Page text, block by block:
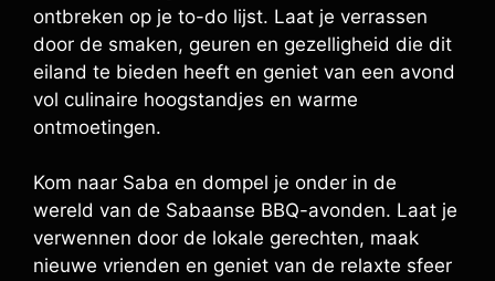
ontbreken op je to-do lijst. Laat je verrassen
door de smaken, geuren en gezelligheid die dit
eiland te bieden heeft en geniet van een avond
vol culinaire hoogstandjes en warme
ontmoetingen.
Kom naar Saba en dompel je onder in de
wereld van de Sabaanse BBQ-avonden. Laat je
verwennen door de lokale gerechten, maak
nieuwe vrienden en geniet van de relaxte sfeer